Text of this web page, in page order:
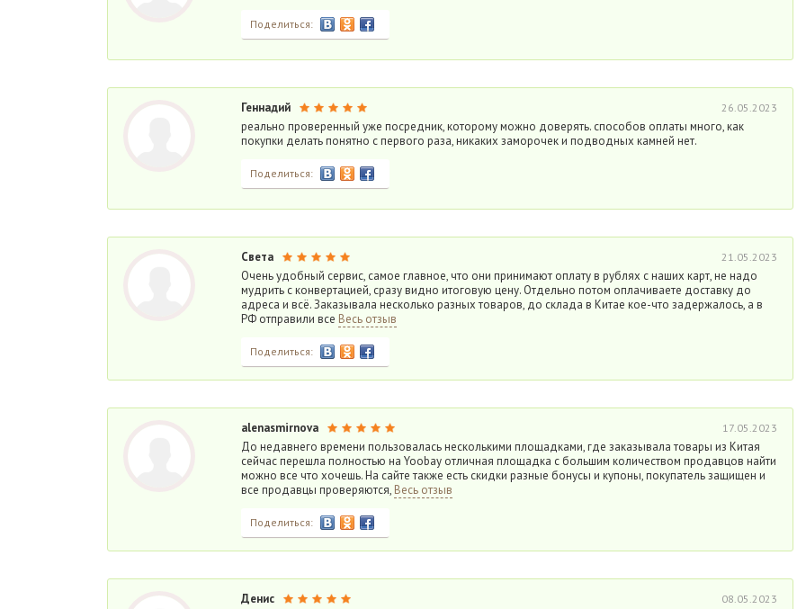
Поделиться:
Геннадий 26.05.2023
реально проверенный уже посредник, которому можно доверять. способов оплаты много, как
покупки делать понятно с первого раза, никаких заморочек и подводных камней нет.
Поделиться:
Света 21.05.2023
Очень удобный сервис, самое главное, что они принимают оплату в рублях с наших карт, не надо
мудрить с конвертацией, сразу видно итоговую цену. Отдельно потом оплачиваете доставку до
адреса и всё. Заказывала несколько разных товаров, до склада в Китае кое-что задержалось, а в
РФ отправили все Весь отзыв
Поделиться:
alenasmirnova 17.05.2023
До недавнего времени пользовалась несколькими площадками, где заказывала товары из Китая
сейчас перешла полностью на Yoobay отличная площадка с большим количеством продавцов найти
можно все что хочешь. На сайте также есть скидки разные бонусы и купоны, покупатель защищен и
все продавцы проверяются, Весь отзыв
Поделиться:
Денис 08.05.2023